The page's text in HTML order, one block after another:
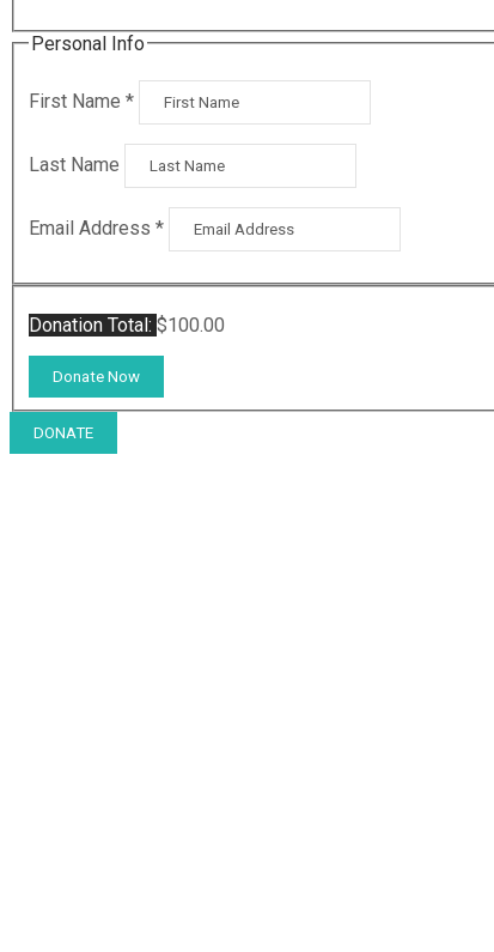
Personal Info
First Name *
Last Name
Email Address *
Donation Total: $100.00
DONATE